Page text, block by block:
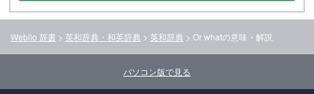
Weblio 辞書 > 英和辞典・和英辞典 > 英和辞典 > Or whatの意味・解説
パソコン版で見る